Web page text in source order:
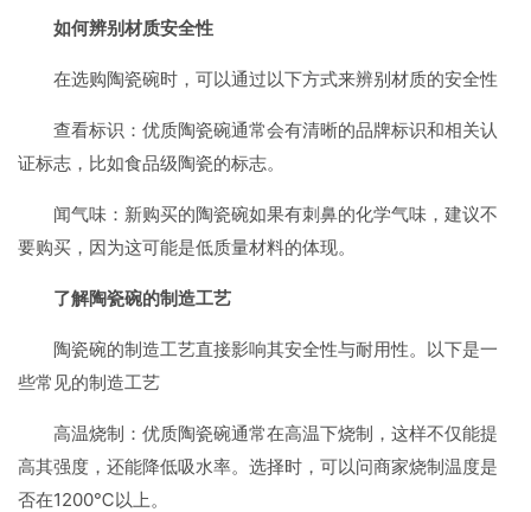
如何辨别材质安全性
在选购陶瓷碗时，可以通过以下方式来辨别材质的安全性
查看标识：优质陶瓷碗通常会有清晰的品牌标识和相关认
证标志，比如食品级陶瓷的标志。
闻气味：新购买的陶瓷碗如果有刺鼻的化学气味，建议不
要购买，因为这可能是低质量材料的体现。
了解陶瓷碗的制造工艺
陶瓷碗的制造工艺直接影响其安全性与耐用性。以下是一
些常见的制造工艺
高温烧制：优质陶瓷碗通常在高温下烧制，这样不仅能提
高其强度，还能降低吸水率。选择时，可以问商家烧制温度是
否在1200℃以上。